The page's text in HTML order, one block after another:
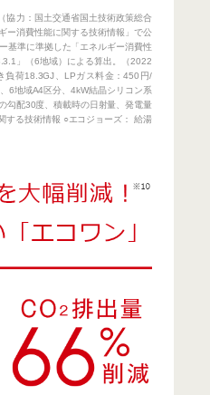
力：国土交通省国土技術政策総合
ー消費性能に関する技術情報」で公
基準に準拠した「エネルギー消費性
」（6地域）による算出。（2022
負荷18.3GJ、LPガス料金：450円/
6地域A4区分、4kW結晶シリコン系
勾配30度、積載時の日射量、発電量
する技術情報 ○エコジョーズ： 給湯